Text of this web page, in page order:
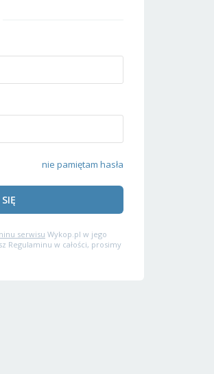
nie pamiętam hasła
serwisu Wykop.pl w jego
Regulaminu w całości, prosimy